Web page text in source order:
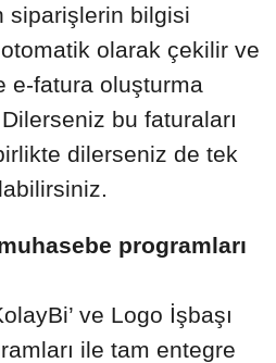
siparişlerin bilgisi
olarak çekilir ve
e-fatura oluşturma
bu faturaları
dilerseniz de tek
programları
ve Logo İşbaşı
ile tam entegre